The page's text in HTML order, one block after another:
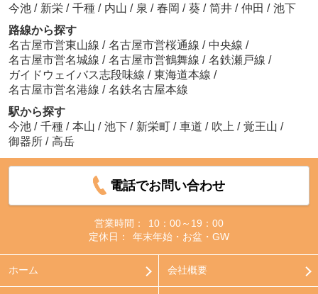
今池 / 新栄 / 千種 / 内山 / 泉 / 春岡 / 葵 / 筒井 / 仲田 / 池下
路線から探す
名古屋市営東山線 / 名古屋市営桜通線 / 中央線 /
名古屋市営名城線 / 名古屋市営鶴舞線 / 名鉄瀬戸線 /
ガイドウェイバス志段味線 / 東海道本線 /
名古屋市営名港線 / 名鉄名古屋本線
駅から探す
今池 / 千種 / 本山 / 池下 / 新栄町 / 車道 / 吹上 / 覚王山 /
御器所 / 高岳
電話でお問い合わせ
営業時間：
10：00～19：00
定休日：
年末年始・お盆・GW
ホーム 会社概要